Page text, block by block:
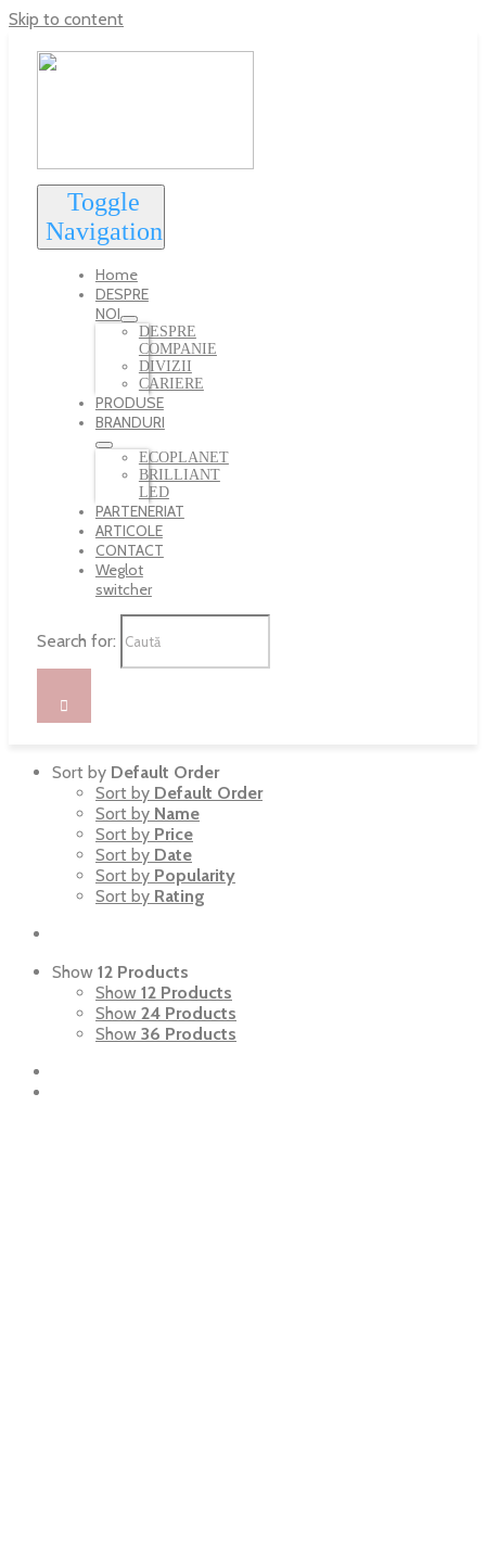
Skip to content
Toggle
Navigation
Home
DESPRE
NOI
DESPRE
COMPANIE
DIVIZII
CARIERE
PRODUSE
BRANDURI
ECOPLANET
BRILLIANT
LED
PARTENERIAT
ARTICOLE
CONTACT
Weglot
switcher
Search for:
Sort by Default Order
Sort by Default Order
Sort by Name
Sort by Price
Sort by Date
Sort by Popularity
Sort by Rating
Show 12 Products
Show 12 Products
Show 24 Products
Show 36 Products